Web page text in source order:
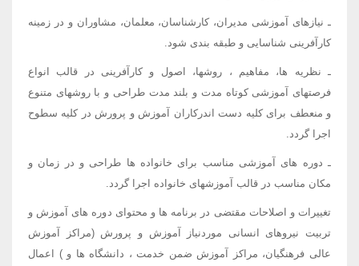
ـ نیازهای آموزشی مدیران، کارشناسان، معلمان، مشاوران و در زمینه
کارآفرینی شناسایی و طبقه بندی شود.
ـ نظریه ها، مفاهیم ، روشها، اصول و کارآفرینی در قالب انواع
فرصتهای آموزشی کوتاه مدت و بلند مدت طراحی و با روشهای متنوع
و منعطف برای کلیه دست اندرکاران آموزش و پرورش در کلیه سطوح
اجرا گردد.
ـ دوره های آموزشی مناسب برای خانواده ها طراحی و در زمان و
مکان مناسب در قالب آموزشهای خانواده اجرا گردد.
تغییرات و اصلاحات مقتضی در برنامه ها و محتوای دوره های آموزش و
تربیت نیروهای انسانی موردنیاز آموزش و پرورش (مراکز آموزش
عالی فرهنگیان، مراکز آموزش ضمن خدمت ، دانشگاه ها و ) اعمال